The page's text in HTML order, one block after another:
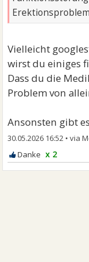
Vielleicht
wirst du einiges
Dass du die
Problem von
Ansonsten gibt
30.05.2026 16:52 •
x 2